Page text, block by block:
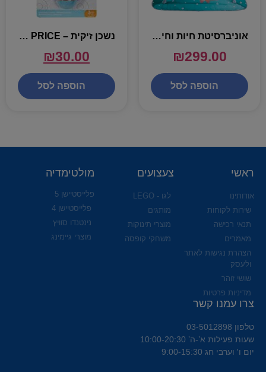
אוניברסיטת חיות וחיוכים
₪299.00
הוספה לסל
נשכן זיקית – FISHER PRICE
₪30.00
הוספה לסל
ראשי
אודותינו
שירות לקוחות
תנאי רכישה
מאמרים
הצהרת נגישות לאתר
ולעסק
שושי זוהר
מדיניות פרטיות
צעצועים
לגו - LEGO
מותגים
מוצרי תינוקות
משחקי קופסה
מולטימדיה
פלייסטיישן 5
פלייסטיישן 4
נינטנדו סוויץ
מוצרי גיימינג
צרו עמנו קשר
טלפון 03-5012898
שעות פעילות א’-ה’ 10:00-20:30
יום ו' וערבי חג 9:00-15:30